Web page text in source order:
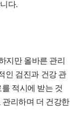
다.
지만 올바른 관리
인 검진과 건강 관
적시에 받는 것
리하며 더 건강한